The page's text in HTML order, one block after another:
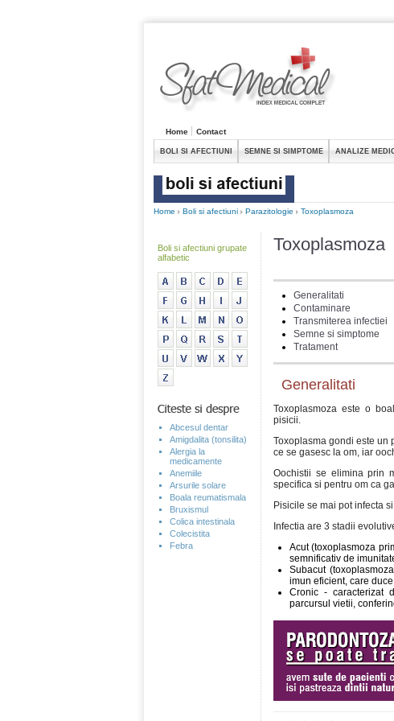
Home Contact
BOLI SI AFECTIUNI SEMNE SI SIMPTOME ANALIZE
Home Boli si afectiuni Parazitologie Toxoplasmoza
Boli si afectiuni grupate
alfabetic
Abcesul dentar
Amigdalita (tonsilita)
Alergia la
medicamente
Anemiile
Arsurile solare
Boala reumatismala
Bruxismul
Colica intestinala
Colecistita
Febra
Toxoplasmoza
Generalitati
Contaminare
Transmiterea infectiei
Semne si simptome
Tratament
Generalitati
Toxoplasmoza este o
pisicii.
Toxoplasma gondi este un
ce se gasesc la om, iar
Oochistii se elimina prin
specifica si pentru om ca
Pisicile se mai pot infecta
Infectia are 3 stadii
Acut (toxoplasmoza
semnificativ de
Subacut
imun eficient, care
Cronic - caracterizat
parcursul vietii,